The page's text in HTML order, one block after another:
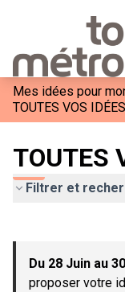
Mes idées pour
TOUTES VOS IDÉES
TOUTES
Filtrer et
−
Du 28 Juin au
proposer votre